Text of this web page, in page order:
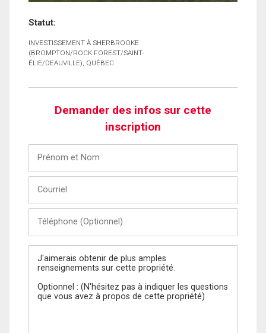
Statut:
INVESTISSEMENT À SHERBROOKE
(BROMPTON/ROCK FOREST/SAINT-
ÉLIE/DEAUVILLE), QUÉBEC
Demander des infos sur cette
inscription
Nom
(Optionnel)
Message